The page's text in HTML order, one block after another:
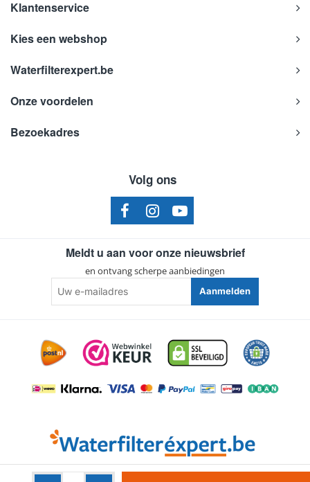
Klantenservice
Kies een webshop
Waterfilterexpert.be
Onze voordelen
Bezoekadres
Volg ons
Meldt u aan voor onze nieuwsbrief
en ontvang scherpe aanbiedingen
e-
mailadres
Aanmelden